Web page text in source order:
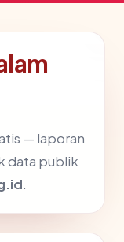
— laporan
data publik
.